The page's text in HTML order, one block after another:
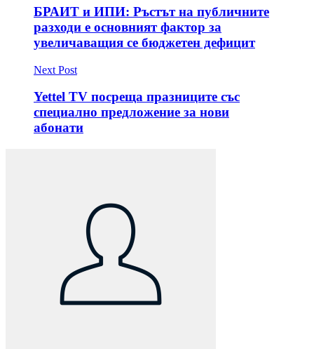
БРАИТ и ИПИ: Ръстът на публичните
разходи е основният фактор за
увеличаващия се бюджетен дефицит
Next Post
Yettel TV посреща празниците със
специално предложение за нови
абонати